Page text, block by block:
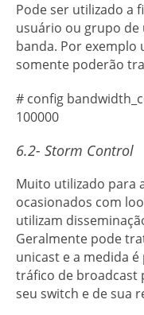
Pode ser utilizado a
usuário ou grupo
banda. Por
somente poderão
# config
100000
6.2- Storm Control
Muito utilizado para
ocasionados com
utilizam
Geralmente pode
unicast e a medida
tráfico de broadcast
seu switch e de sua